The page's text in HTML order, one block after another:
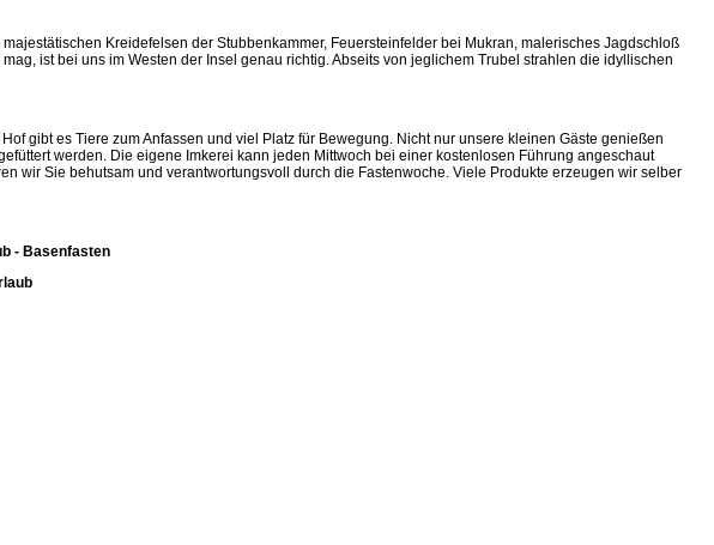
Kreidefelsen der Stubbenkammer, Feuersteinfelder bei Mukran, malerisches Jagdschloß
ist bei uns im Westen der Insel genau richtig. Abseits von jeglichem Trubel strahlen die idyllischen
gibt es Tiere zum Anfassen und viel Platz für Bewegung. Nicht nur unsere kleinen Gäste genießen
werden. Die eigene Imkerei kann jeden Mittwoch bei einer kostenlosen Führung angeschaut
wir Sie behutsam und verantwortungsvoll durch die Fastenwoche. Viele Produkte erzeugen wir selber
- Basenfasten